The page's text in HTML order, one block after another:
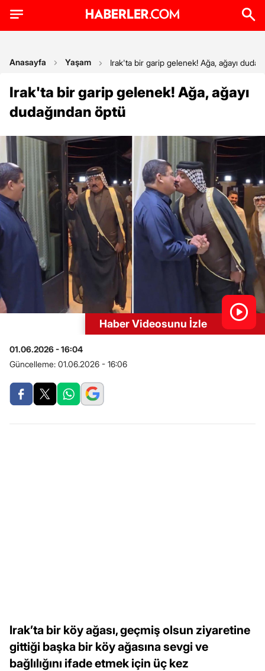
Anasayfa Yaşam Irak'ta bir garip gelenek! Ağa, ağayı
Irak'ta bir garip gelenek! Ağa, ağayı
dudağından öptü
Haber Videosunu İzle
01.06.2026 - 16:04
Güncelleme: 01.06.2026 - 16:06
Irak’ta bir köy ağası, geçmiş olsun ziyaretine
gittiği başka bir köy ağasına sevgi ve
bağlılığını ifade etmek için üç kez